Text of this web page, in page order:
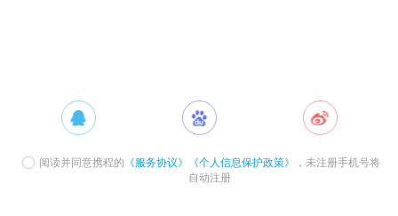
阅读并同意携程的 《服务协议》 《个人信息保护政策》
，未注册手机号将
自动注册